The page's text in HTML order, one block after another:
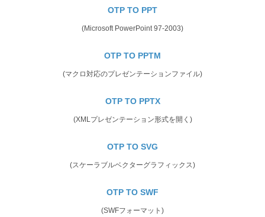
OTP TO PPT
(Microsoft PowerPoint 97-2003)
OTP TO PPTM
(マクロ対応のプレゼンテーションファイル)
OTP TO PPTX
(XMLプレゼンテーション形式を開く)
OTP TO SVG
(スケーラブルベクターグラフィックス)
OTP TO SWF
(SWFフォーマット)